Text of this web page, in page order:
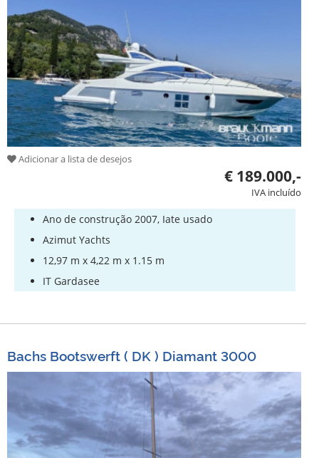
Adicionar a lista de desejos
€ 189.000,-
IVA incluído
Ano de construção 2007, Iate usado
Azimut Yachts
12,97 m x 4,22 m x 1.15 m
IT Gardasee
Bachs Bootswerft ( DK ) Diamant 3000